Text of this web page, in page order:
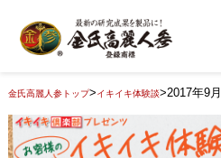
金氏高麗人参トップ>イキイキ体験談>2017年9月